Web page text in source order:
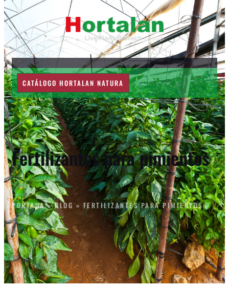
CATÁLOGO HORTALAN NATURA
Fertilizantes para pimientos
PORTADA»BLOG»FERTILIZANTES PARA PIMIENTOS